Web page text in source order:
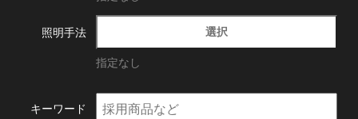
照明手法 選択
指定なし
キーワード